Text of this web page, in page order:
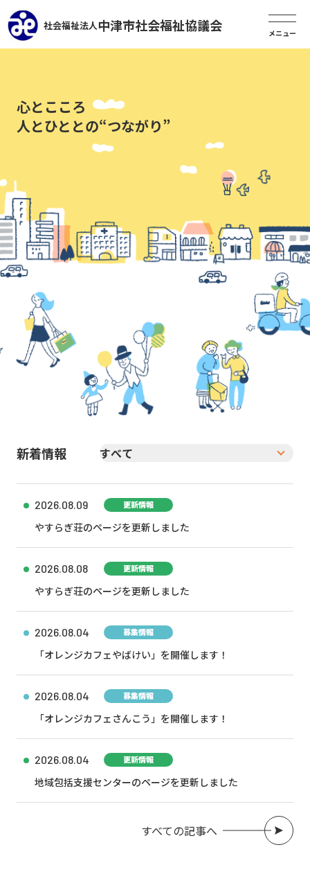
社会福祉法人中津市社会福祉協議会
心とこころ
人とひととの“つながり”
新着情報
2026.08.09 更新情報
やすらぎ荘のページを更新しました
2026.08.08 更新情報
やすらぎ荘のページを更新しました
2026.08.04 募集情報
「オレンジカフェやばけい」を開催します！
2026.08.04 募集情報
「オレンジカフェさんこう」を開催します！
2026.08.04 更新情報
地域包括支援センターのページを更新しました
すべての記事へ